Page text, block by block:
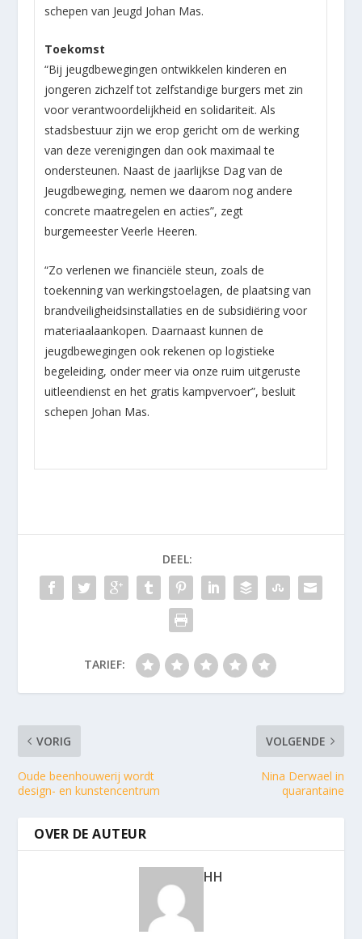
schepen van Jeugd Johan Mas.
Toekomst
“Bij jeugdbewegingen ontwikkelen kinderen en
jongeren zichzelf tot zelfstandige burgers met zin
voor verantwoordelijkheid en solidariteit. Als
stadsbestuur zijn we erop gericht om de werking
van deze verenigingen dan ook maximaal te
ondersteunen. Naast de jaarlijkse Dag van de
Jeugdbeweging, nemen we daarom nog andere
concrete maatregelen en acties”, zegt
burgemeester Veerle Heeren.
“Zo verlenen we financiële steun, zoals de
toekenning van werkingstoelagen, de plaatsing van
brandveiligheidsinstallaties en de subsidiëring voor
materiaalaankopen. Daarnaast kunnen de
jeugdbewegingen ook rekenen op logistieke
begeleiding, onder meer via onze ruim uitgeruste
uitleendienst en het gratis kampvervoer”, besluit
schepen Johan Mas.
DEEL:
TARIEF:
VORIG
Oude beenhouwerij wordt
design- en kunstencentrum
VOLGENDE
Nina Derwael in
quarantaine
OVER DE AUTEUR
HH